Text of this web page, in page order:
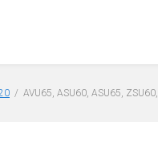
/  AVU65, ASU60, ASU65,